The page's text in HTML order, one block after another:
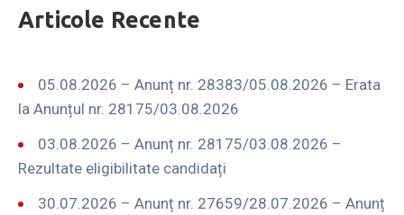
Articole Recente
05.08.2026 – Anunț nr. 28383/05.08.2026 – Erata
la Anunțul nr. 28175/03.08.2026
03.08.2026 – Anunț nr. 28175/03.08.2026 –
Rezultate eligibilitate candidați
30.07.2026 – Anunț nr. 27659/28.07.2026 – Anunț